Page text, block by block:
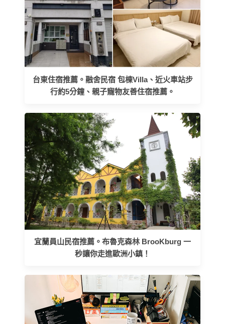
台東住宿推薦。融舍民宿 包棟Villa、近火車站步
行約5分鐘、親子寵物友善住宿推薦。
宜蘭員山民宿推薦。布魯克森林 BrooKburg 一
秒讓你走進歐洲小鎮！